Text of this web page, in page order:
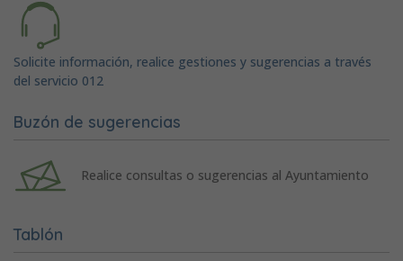
Solicite información, realice gestiones y sugerencias a través
del servicio 012
Buzón de sugerencias
Realice consultas o sugerencias al Ayuntamiento
Tablón